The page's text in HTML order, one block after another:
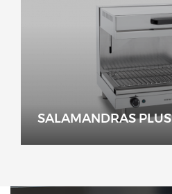
SALAMANDRAS PLUS